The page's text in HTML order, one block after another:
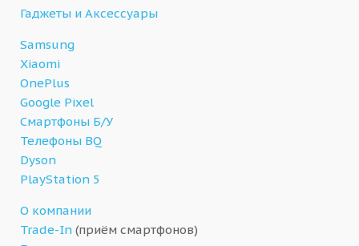
Гаджеты и Аксессуары
Samsung
Xiaomi
OnePlus
Google Pixel
Смартфоны Б/У
Телефоны BQ
Dyson
PlayStation 5
О компании
Trade-In (приём смартфонов)